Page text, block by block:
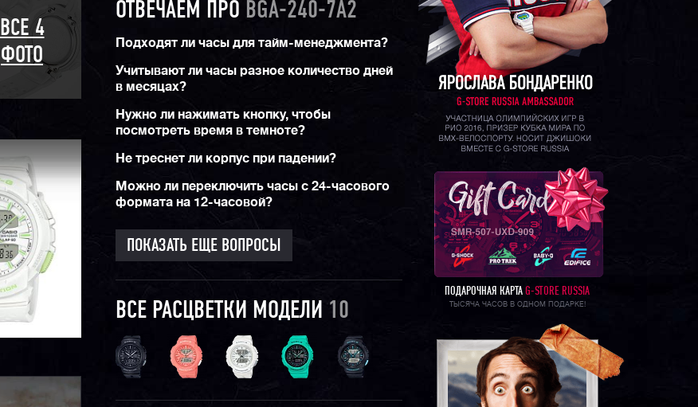
ВСЕ 4
ФОТО
ОТВЕЧАЕМ ПРО BGA-240-7A2
Подходят ли часы для тайм-менеджмента?
Учитывают ли часы разное количество дней
в месяцах?
Нужно ли нажимать кнопку, чтобы
посмотреть время в темноте?
Не треснет ли корпус при падении?
Можно ли переключить часы с 24-часового
формата на 12-часовой?
ПОКАЗАТЬ ЕЩЕ ВОПРОСЫ
ВСЕ РАСЦВЕТКИ МОДЕЛИ 10
ПОДАРОЧНАЯ КАРТА G-STORE RUSSIA
ТЫСЯЧА ЧАСОВ В ОДНОМ ПОДАРКЕ!